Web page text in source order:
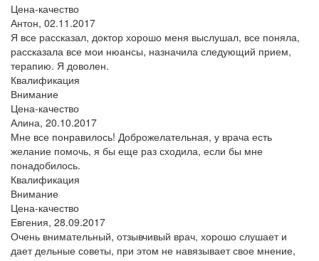
Цена-качество
Антон, 02.11.2017
Я все рассказал, доктор хорошо меня выслушал, все поняла,
рассказала все мои нюансы, назначила следующий прием,
терапию. Я доволен.
Квалификация
Внимание
Цена-качество
Алина, 20.10.2017
Мне все понравилось! Доброжелательная, у врача есть
желание помочь, я бы еще раз сходила, если бы мне
понадобилось.
Квалификация
Внимание
Цена-качество
Евгения, 28.09.2017
Очень внимательный, отзывчивый врач, хорошо слушает и
дает дельные советы, при этом не навязывает свое мнение,